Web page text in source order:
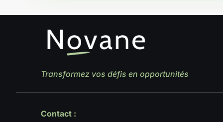
Transformez vos défis en opportunités
Contact :